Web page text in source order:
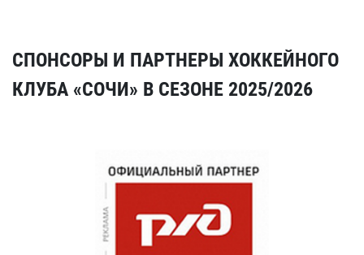
СПОНСОРЫ И ПАРТНЕРЫ ХОККЕЙНОГО
КЛУБА «СОЧИ» В СЕЗОНЕ 2025/2026